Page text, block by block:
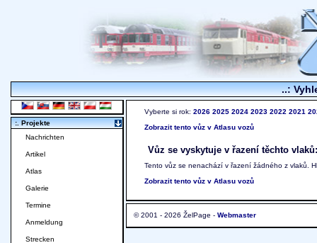
..:
Vyberte si rok: 2026 2025 2024 2023 2022 2021
Zobrazit tento vůz v Atlasu vozů
Vůz se vyskytuje v řazení těchto vlaků:
Tento vůz se nenachází v řazení žádného z vlaků.
Zobrazit tento vůz v Atlasu vozů
© 2001 - 2026 ŽelPage - Webmaster
:. Projekte
Nachrichten
Artikel
Atlas
Galerie
Termine
Anmeldung
Strecken